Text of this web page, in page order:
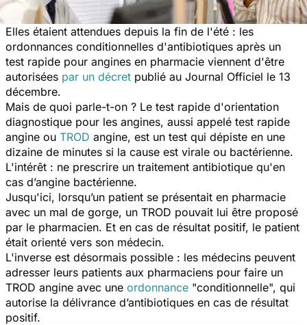
Elles étaient attendues depuis la fin de l'été : les
ordonnances conditionnelles d'antibiotiques après un
test rapide pour angines en pharmacie viennent d'être
autorisées par un décret publié au Journal Officiel le 13
décembre.
Mais de quoi parle-t-on ? Le test rapide d'orientation
diagnostique pour les angines, aussi appelé test rapide
angine ou TROD angine, est un test qui dépiste en une
dizaine de minutes si la cause est virale ou bactérienne.
L'intérêt : ne prescrire un traitement antibiotique qu'en
cas d’angine bactérienne.
Jusqu'ici, lorsqu’un patient se présentait en pharmacie
avec un mal de gorge, un TROD pouvait lui être proposé
par le pharmacien. Et en cas de résultat positif, le patient
était orienté vers son médecin.
L'inverse est désormais possible : les médecins peuvent
adresser leurs patients aux pharmaciens pour faire un
TROD angine avec une ordonnance "conditionnelle", qui
autorise la délivrance d’antibiotiques en cas de résultat
positif.